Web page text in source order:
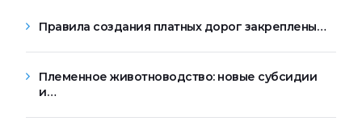
Правила создания платных дорог закреплены…
Племенное животноводство: новые субсидии
и…